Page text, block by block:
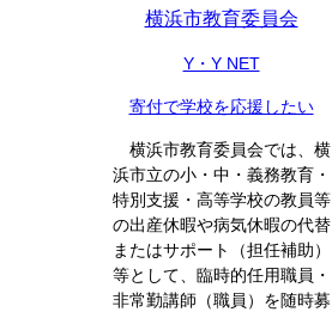
横浜市教育委員会
Y・Y NET
寄付で学校を応援したい
横浜市教育委員会では、横
浜市立の小・中・義務教育・
特別支援・高等学校の教員等
の出産休暇や病気休暇の代替
またはサポート（担任補助）
等として、臨時的任用職員・
非常勤講師（職員）を随時募